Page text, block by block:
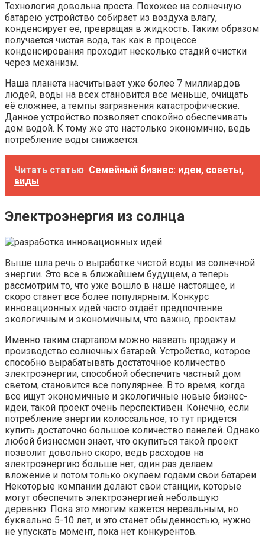
Технология довольна проста. Похожее на солнечную
батарею устройство собирает из воздуха влагу,
конденсирует её, превращая в жидкость. Таким образом
получается чистая вода, так как в процессе
конденсирования проходит несколько стадий очистки
через механизм.
Наша планета насчитывает уже более 7 миллиардов
людей, воды на всех становится все меньше, очищать
её сложнее, а темпы загрязнения катастрофические.
Данное устройство позволяет спокойно обеспечивать
дом водой. К тому же это настолько экономично, ведь
потребление воды снижается.
Читать статью Семейный бизнес: идеи, советы,
виды
Электроэнергия из солнца
Выше шла речь о выработке чистой воды из солнечной
энергии. Это все в ближайшем будущем, а теперь
рассмотрим то, что уже вошло в наше настоящее, и
скоро станет все более популярным. Конкурс
инновационных идей часто отдаёт предпочтение
экологичным и экономичным, что важно, проектам.
Именно таким стартапом можно назвать продажу и
производство солнечных батарей. Устройство, которое
способно вырабатывать достаточное количество
электроэнергии, способной обеспечить частный дом
светом, становится все популярнее. В то время, когда
все ищут экономичные и экологичные новые бизнес-
идеи, такой проект очень перспективен. Конечно, если
потребление энергии колоссальное, то тут придется
купить достаточно большое количество панелей. Однако
любой бизнесмен знает, что окупиться такой проект
позволит довольно скоро, ведь расходов на
электроэнергию больше нет, один раз делаем
вложение и потом только окупаем годами свои батареи.
Некоторые компании делают свои станции, которые
могут обеспечить электроэнергией небольшую
деревню. Пока это многим кажется нереальным, но
буквально 5-10 лет, и это станет обыденностью, нужно
не упускать момент, пока нет конкурентов.